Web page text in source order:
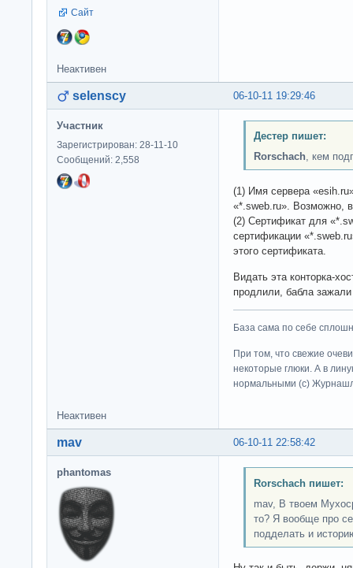
Сайт
Неактивен
06-10-11 19:29:46
selenscy
Участник
Зарегистрирован: 28-11-10
Сообщений: 2,558
Дестер пишет:
Rorschach, кем
(1) Имя сервера
«*.sweb.ru». Возможно,
(2) Сертификат для
сертификации
этого сертификата.
Видать эта конторка-
продлили, бабла
База сама по себе
При том, что свежие
некоторые глюки. А в
нормальными (c)
Неактивен
06-10-11 22:58:42
mav
phantomas
Rorschach пишет:
mav, В твоем
то? Я вообще про
подделать и